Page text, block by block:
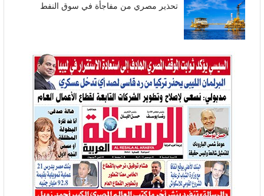
تحذير مصري من مفاجأة في سوق النفط